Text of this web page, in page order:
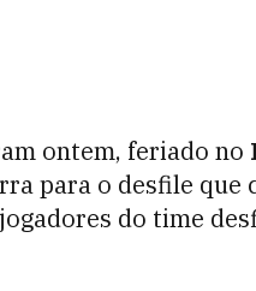
ontem, feriado no
para o desfile
do time